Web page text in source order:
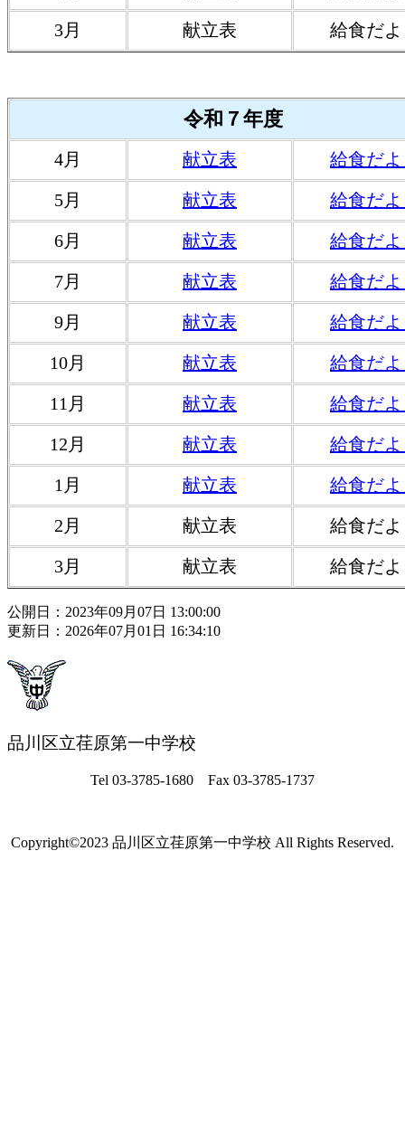
3月 献立表 給食だ
令和７年度
4月 献立表 給食だ
5月 献立表 給食だ
6月 献立表 給食だ
7月 献立表 給食だ
9月 献立表 給食だ
10月 献立表 給食だ
11月 献立表 給食だ
12月 献立表 給食だ
1月 献立表 給食だ
2月 献立表 給食だ
3月 献立表 給食だ
公開日：2023年09月07日 13:00:00
更新日：2026年07月01日 16:34:10
品川区立荏原第一中学校
Tel 03-3785-1680 Fax 03-3785-1737
Copyright©2023 品川区立荏原第一中学校 All Rights Reserved.